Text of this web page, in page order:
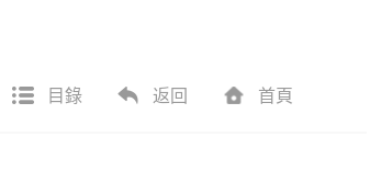
目錄 返回 首頁